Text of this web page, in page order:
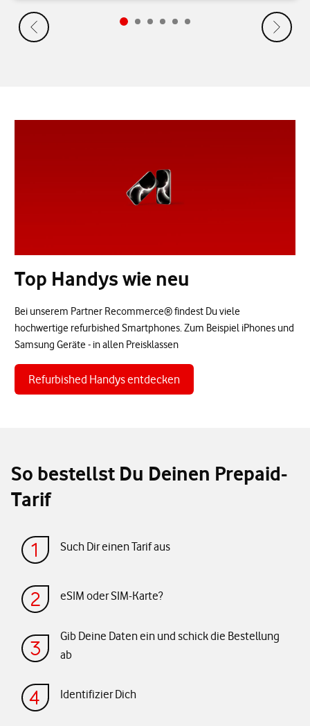
Top Handys wie neu
Bei unserem Partner Recommerce® findest Du viele
hochwertige refurbished Smartphones. Zum Beispiel iPhones und
Samsung Geräte - in allen Preisklassen
Refurbished Handys entdecken
So bestellst Du Deinen Prepaid-
Tarif
Such Dir einen Tarif aus
eSIM oder SIM-Karte?
Gib Deine Daten ein und schick die Bestellung
ab
Identifizier Dich